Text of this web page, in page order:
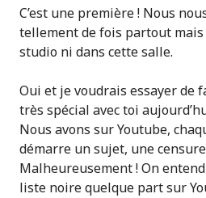
C’est une première ! Nous
tellement de fois partout
studio ni dans cette salle.
Oui et je voudrais essayer de
très spécial avec toi
Nous avons sur Youtube,
démarre un sujet, une
Malheureusement ! On
liste noire quelque part sur